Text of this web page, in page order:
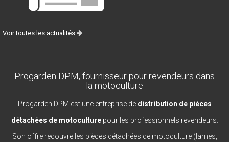
Voir toutes les actualités
Progarden DPM, fournisseur pour revendeurs dans
la motoculture
Progarden DPM est une entreprise de distribution de pièces
détachées de motoculturepour les professionnels revendeurs.
Son offre recouvre les pièces détachées de motoculture (lames,